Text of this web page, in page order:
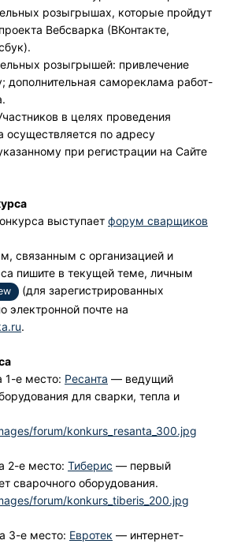
розыгрышах, которые пройдут
Вебсварка (ВКонтакте,
розыгрышей: привлечение
дополнительная самореклама работ-
в целях проведения
осуществляется по адресу
при регистрации на Сайте
выступает форум сварщиков
связанным с организацией и
пишите в текущей теме, личным
(для зарегистрированных
электронной почте на
.
1-е место: Ресанта — ведущий
для сварки, тепла и
forum/konkurs_resanta_300.jpg
2-е место: Тиберис — первый
сварочного оборудования.
forum/konkurs_tiberis_200.jpg
3-е место: Евротек — интернет-